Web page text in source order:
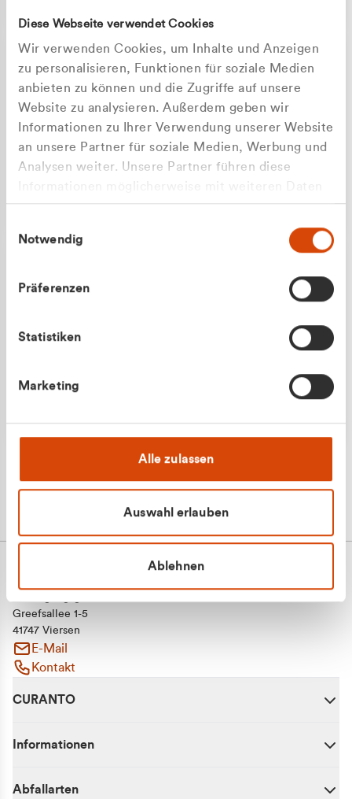
Diese Webseite verwendet Cookies
Wir verwenden Cookies, um Inhalte und Anzeigen
zu personalisieren, Funktionen für soziale Medien
anbieten zu können und die Zugriffe auf unsere
Website zu analysieren. Außerdem geben wir
Informationen zu Ihrer Verwendung unserer Website
an unsere Partner für soziale Medien, Werbung und
Analysen weiter. Unsere Partner führen diese
zusammen, die Sie ihnen bereitgestellt haben oder
gesammelt haben.
Notwendig
Präferenzen
Statistiken
Marketing
Alle zulassen
Auswahl erlauben
Ablehnen
Zu welcher Kundengruppe
Apilash Balanesan
Greefsallee 1-5
41747 Viersen
E-Mail
Kontakt
CURANTO
Informationen
Abfallarten